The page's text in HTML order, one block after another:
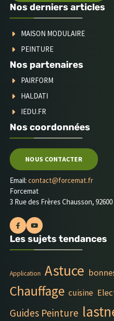
Nos derniers articles
MAISON MODULAIRE
PEINTURE
Nos partenaires
PAIRFORM
HALDATI
IEDU.FR
Nos coordonnées
NOUS CONTACTER
Email: contact@forcemat.fr
Forcemat
3 Rue des Frères Chausson,
Les sujets tendances
Application Astuce
Chauffage cuisine
Guides Peinture